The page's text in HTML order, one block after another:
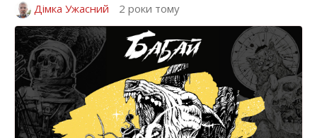
Дімка Ужасний 2 роки тому